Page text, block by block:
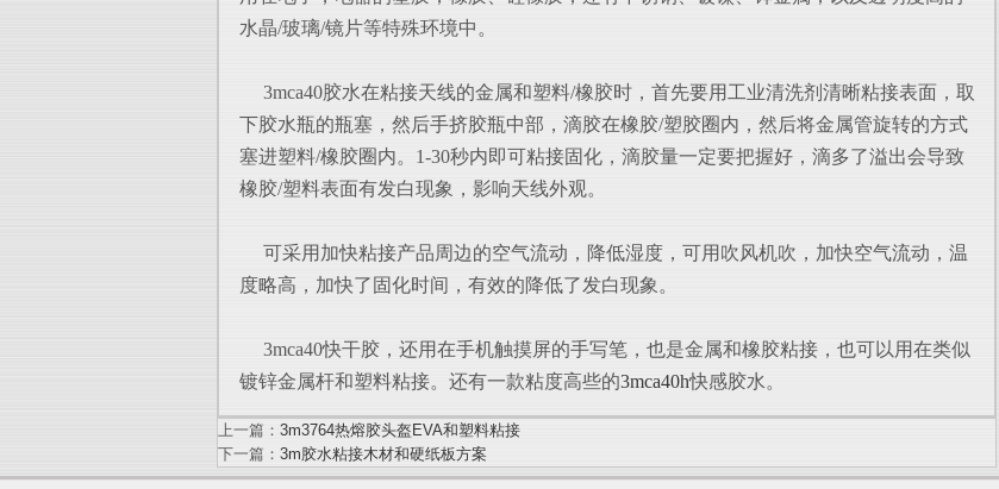
水晶/玻璃/镜片等特殊环境中。
3mca40胶水在粘接天线的金属和塑料/橡胶时，首先要用工业清洗剂清晰粘接表面，取
下胶水瓶的瓶塞，然后手挤胶瓶中部，滴胶在橡胶/塑胶圈内，然后将金属管旋转的方式
塞进塑料/橡胶圈内。1-30秒内即可粘接固化，滴胶量一定要把握好，滴多了溢出会导致
橡胶/塑料表面有发白现象，影响天线外观。
可采用加快粘接产品周边的空气流动，降低湿度，可用吹风机吹，加快空气流动，温
度略高，加快了固化时间，有效的降低了发白现象。
3mca40快干胶，还用在手机触摸屏的手写笔，也是金属和橡胶粘接，也可以用在类似
镀锌金属杆和塑料粘接。还有一款粘度高些的3mca40h快感胶水。
上一篇： 3m3764热熔胶头盔EVA和塑料粘接
下一篇： 3m胶水粘接木材和硬纸板方案